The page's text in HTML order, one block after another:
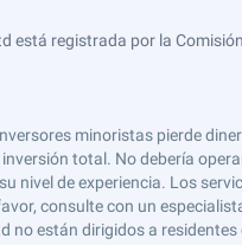
está registrada por la
minoristas pierde
total. No debería
nivel de experiencia. Los
consulte con un
no están dirigidos a residentes